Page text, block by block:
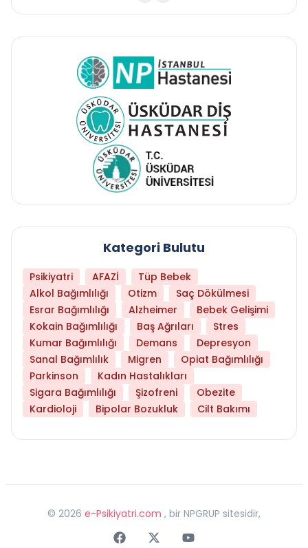
Kategori Bulutu
Psikiyatri AFAZİ
Tüp Bebek
Alkol Bağımlılığı
Otizm
Saç Dökülmesi
Esrar Bağımlılığı
Alzheimer
Bebek Gelişimi
Kokain Bağımlılığı
Baş Ağrıları
Stres
Kumar Bağımlılığı
Demans
Depresyon
Sanal Bağımlılık
Migren
Opiat Bağımlılığı
Parkinson
Kadın Hastalıkları
Sigara Bağımlılığı
Şizofreni
Obezite
Kardioloji
Bipolar Bozukluk Cilt Bakımı
© 2026 e-Psikiyatri.com , bir NPGRUP sitesidir,